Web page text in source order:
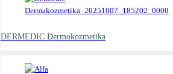
DERMEDIC Dermokozmetika